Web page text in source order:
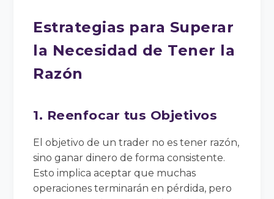
Estrategias para Superar
la Necesidad de Tener la
Razón
1. Reenfocar tus Objetivos
El objetivo de un trader no es tener razón,
sino ganar dinero de forma consistente.
Esto implica aceptar que muchas
operaciones terminarán en pérdida, pero